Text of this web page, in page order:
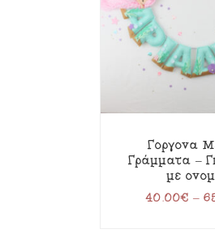
Γοργόνα
Γράμματα –
με
40.00€ –